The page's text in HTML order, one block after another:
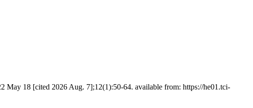
May 18 [cited 2026 Aug. 7];12(1):50-64. available from: https://he01.tci-